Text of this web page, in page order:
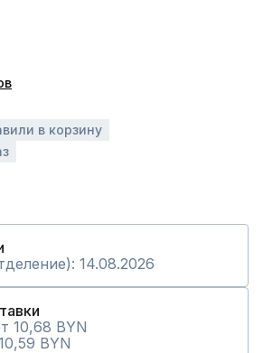
в корзину
14.08.2026
10,68 BYN
BYN